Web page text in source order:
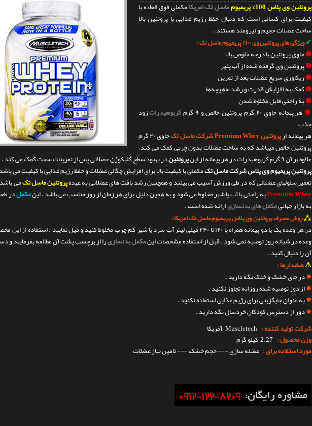
پروتئین وی پلاس 100% پریمیوم ماسل تک امریکامکملی فوق العاده با
کیفیت برای کسانی است که دنبال حفظ رژیم غذایی با پروتئین بالا
ساخت عضلات حجیم و نیرومند هستند .
✔ویژگی های پروتئین وی ۱۰۰٪ پریمیوم ماسل تک :
❶حاوی پروتئین با درجه خلوص بالا
❷پروتئین وی گرفته شده از آب پنیر
❸ریکاوری سریع عضلات بعد از تمرین
❹کمک به افزایش قدرت و رشد ماهیچه‌ها
❺به راحتی قابل مخلوط شدن
❻هر پیمانه حاوی ۲۰ گرم پروتئین خالص و ۹ گرم کربوهیدراتزود
جذب
هر پیمانه ازپروتئین Premium Whey شرکت ماسل تک
حاوی ۲۰ گرم
پروتئین خالص میباشد که به ساخت عضلات بدون چربی کمک می کند.
علاوه بر آن ۹ گرم کربوهیدرات در هر پیمانه از این
پروتئیندر بهبود سطح گلیکوژن عضلانی پس از تمرینات سخت کمک می کند .
پروتئین پریمیوم وی پلاس شرکت ماسل تکمکملی با کیفیت بالا برای افزایش چگالی عضلات و حفظ رژیم غذایی با کیفیت می
تعمیر سلولهای عضلانی که در طی ورزش آسیب می بینند و همچنین رشد بافت های عضلانی به عهدهپروتئین ماسل تکمی
Premuim Wheyبه راحتی با آب یا شیر مخلوط می شود و به همین دلیل برای هر زمان از روز مناسب می باشد . اینمکملدر
به بازار جهانیمکمل های بدنسازیارائه شده است .
⁂روش مصرف پروتئین وی پلاس پریمیوم ماسل تک امریکا :
وعده در شبانه روز توصیه نمی شود . قبل از استفاده مشخصات اینمکمل بدنسازیرا از برچسب پشت آن مطالعه بفرمایید و
آن را دنبال کنید .
⚠هشدارها :
✵در جای خشک و خنک نگه دارید .
✵از دوز توصیه شده روزانه تجاوز نکنید .
✵به عنوان جایگزینی برای رژیم غذایی استفاده نکنید .
✵دور از دسترس کودکان خردسال نگه دارید .
شرکت تولید کننده : Muscletech آمریکا
وزن محصول : 2.27 کیلو گرم
مورد استفاده برای : عضله سازی --- حجم خشک --- تامین نیاز عضلات